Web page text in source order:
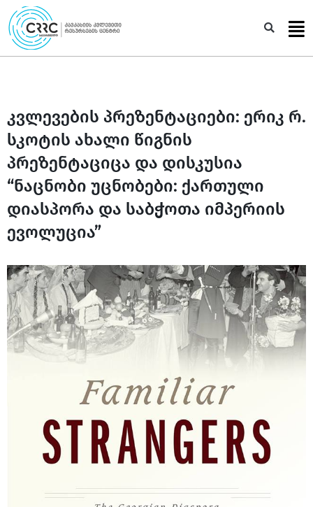
Skip
to
content
კვლევების პრეზენტაციები: ერიკ რ.
სკოტის ახალი წიგნის
პრეზენტაციცა და დისკუსია
“ნაცნობი უცნობები: ქართული
დიასპორა და საბჭოთა იმპერიის
ევოლუცია”